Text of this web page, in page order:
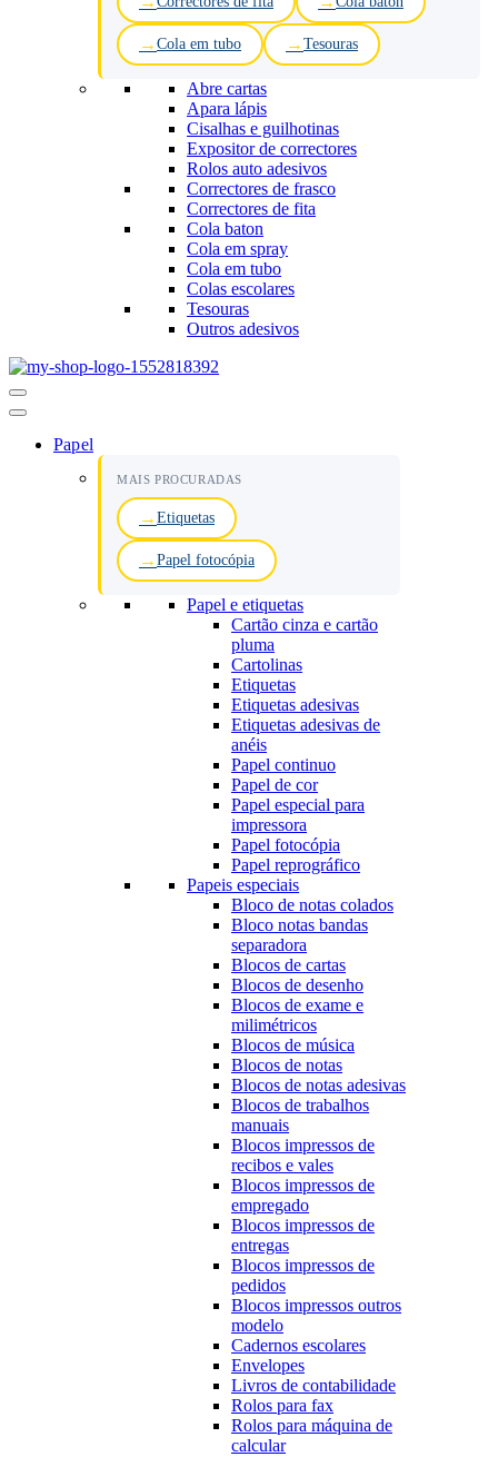
Cola em tubo Tesouras
Abre cartas
Apara lápis
Cisalhas e guilhotinas
Expositor de correctores
Rolos auto adesivos
Correctores de frasco
Correctores de fita
Cola baton
Cola em spray
Cola em tubo
Colas escolares
Tesouras
Outros adesivos
Menu
de
Papel
MAIS PROCURADAS
Etiquetas
Papel fotocópia
Papel e etiquetas
Cartão cinza e cartão
pluma
Cartolinas
Etiquetas
Etiquetas adesivas
Etiquetas adesivas de
anéis
Papel continuo
Papel de cor
Papel especial para
impressora
Papel fotocópia
Papel reprográfico
Papeis especiais
Bloco de notas colados
Bloco notas bandas
separadora
Blocos de cartas
Blocos de desenho
Blocos de exame e
milimétricos
Blocos de música
Blocos de notas
Blocos de notas adesivas
Blocos de trabalhos
manuais
Blocos impressos de
recibos e vales
Blocos impressos de
empregado
Blocos impressos de
entregas
Blocos impressos de
pedidos
Blocos impressos outros
modelo
Cadernos escolares
Envelopes
Livros de contabilidade
Rolos para fax
Rolos para máquina de
calcular